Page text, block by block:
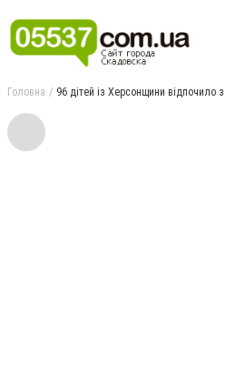
Головна 96 дітей із Херсонщини відпочило